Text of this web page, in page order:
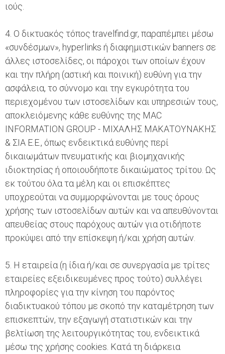
ιούς.
4. Ο δικτυακός τόπος travelfind.gr, παραπέμπει μέσω
«συνδέσμων», hyperlinks ή διαφημιστικών banners σε
άλλες ιστοσελίδες, οι πάροχοι των οποίων έχουν
και την πλήρη (αστική και ποινική) ευθύνη για την
ασφάλεια, το σύννομο και την εγκυρότητα του
περιεχομένου των ιστοσελίδων και υπηρεσιών τους,
αποκλειόμενης κάθε ευθύνης της MAC
INFORMATION GROUP - ΜΙΧΑΛΗΣ ΜΑΚΑΤΟΥΝΑΚΗΣ
& ΣΙΑ Ε.Ε., όπως ενδεικτικά ευθύνης περί
δικαιωμάτων πνευματικής και βιομηχανικής
ιδιοκτησίας ή οποιουδήποτε δικαιώματος τρίτου. Ως
εκ τούτου όλα τα μέλη και οι επισκέπτες
υποχρεούται να συμμορφώνονται με τους όρους
χρήσης των ιστοσελίδων αυτών και να απευθύνονται
απευθείας στους παρόχους αυτών για οτιδήποτε
προκύψει από την επίσκεψη ή/και χρήση αυτών.
5. Η εταιρεία (η ίδια ή/και σε συνεργασία με τρίτες
εταιρείες εξειδικευμένες προς τούτο) συλλέγει
πληροφορίες για την κίνηση του παρόντος
διαδικτυακού τόπου με σκοπό την καταμέτρηση των
επισκεπτών, την εξαγωγή στατιστικών και την
βελτίωση της λειτουργικότητας του, ενδεικτικά
μέσω της χρήσης cookies. Κατά τη διάρκεια